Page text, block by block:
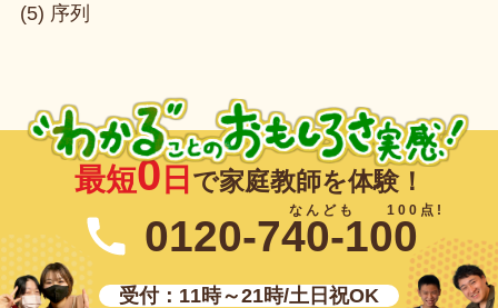
(5) 序列
最短0 日 で家庭教師を体験！
0120-740-100
受付：11時～21時/土日祝OK